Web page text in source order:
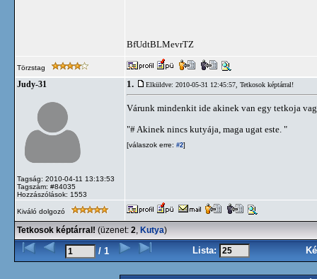
BfUdtBLMevrTZ
Törzstag
Judy-31
Tagság: 2010-04-11 13:13:53
Tagszám: #84035
Hozzászólások: 1553
1. Elküldve: 2010-05-31 12:45:57, Tetkosok képtárral!
Várunk mindenkit ide akinek van egy tetkoja
"# Akinek nincs kutyája, maga ugat este. "
[válaszok erre: #2]
Kiváló dolgozó
Tetkosok képtárral! (üzenet: 2, Kutya)
/ 1 Lista: